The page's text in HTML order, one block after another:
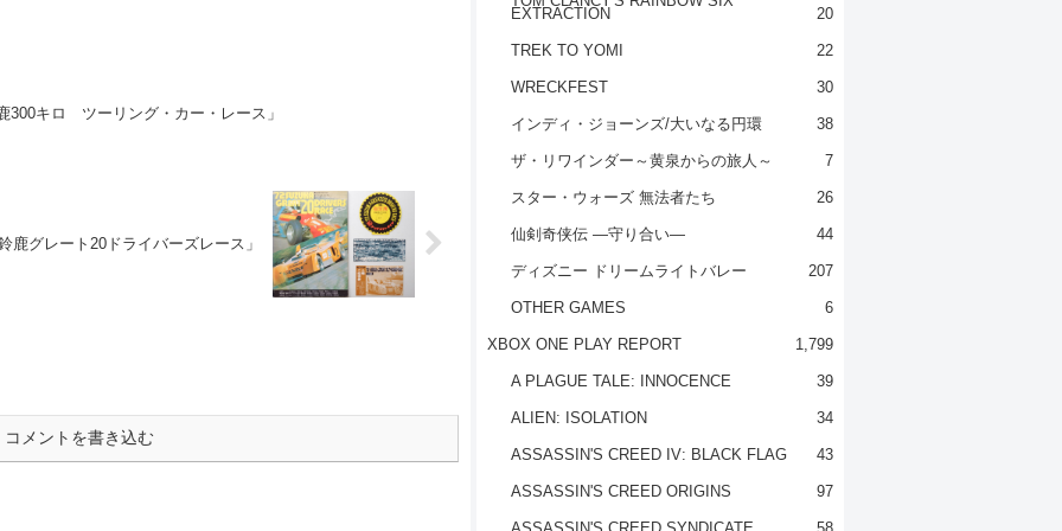
300キロ ツーリング・カー・レース」
鹿グレート20ドライバーズレース」
コメントを書き込む
EXTRACTION 20
TREK TO YOMI 22
WRECKFEST 30
インディ・ジョーンズ/大いなる円環 38
ザ・リワインダー～黄泉からの旅人～ 7
スター・ウォーズ 無法者たち 26
仙剣奇侠伝 ―守り合い― 44
ディズニー ドリームライトバレー 207
OTHER GAMES 6
XBOX ONE PLAY REPORT 1,799
A PLAGUE TALE: INNOCENCE 39
ALIEN: ISOLATION 34
ASSASSIN'S CREED IV: BLACK FLAG 43
ASSASSIN'S CREED ORIGINS 97